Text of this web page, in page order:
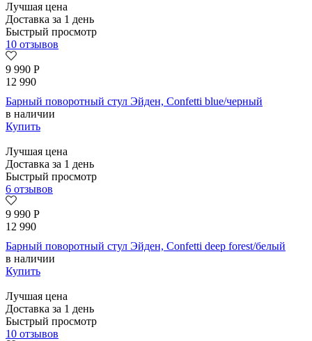
Лучшая цена
Доставка за 1 день
Быстрый просмотр
10 отзывов
9 990 Р
12 990
Барный поворотный стул Эйден, Confetti blue/черный
в наличии
Купить
Лучшая цена
Доставка за 1 день
Быстрый просмотр
6 отзывов
9 990 Р
12 990
Барный поворотный стул Эйден, Confetti deep forest/белый
в наличии
Купить
Лучшая цена
Доставка за 1 день
Быстрый просмотр
10 отзывов